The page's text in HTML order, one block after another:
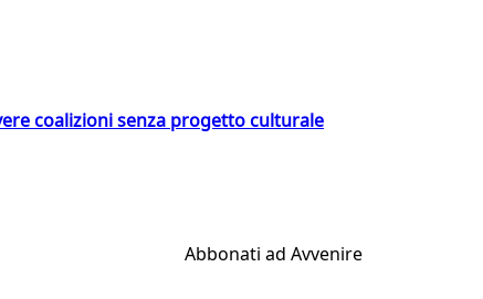
coalizioni senza progetto culturale
Abbonati ad Avvenire